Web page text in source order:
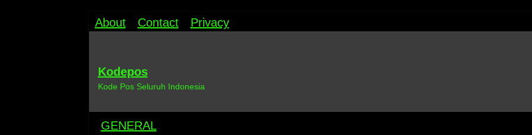
About Contact Privacy
Kodepos
Kode Pos Seluruh Indonesia
GENERAL